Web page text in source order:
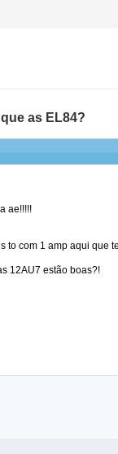
as EL84?
ae!!!!!
to com 1 amp aqui que
12AU7 estão boas?!